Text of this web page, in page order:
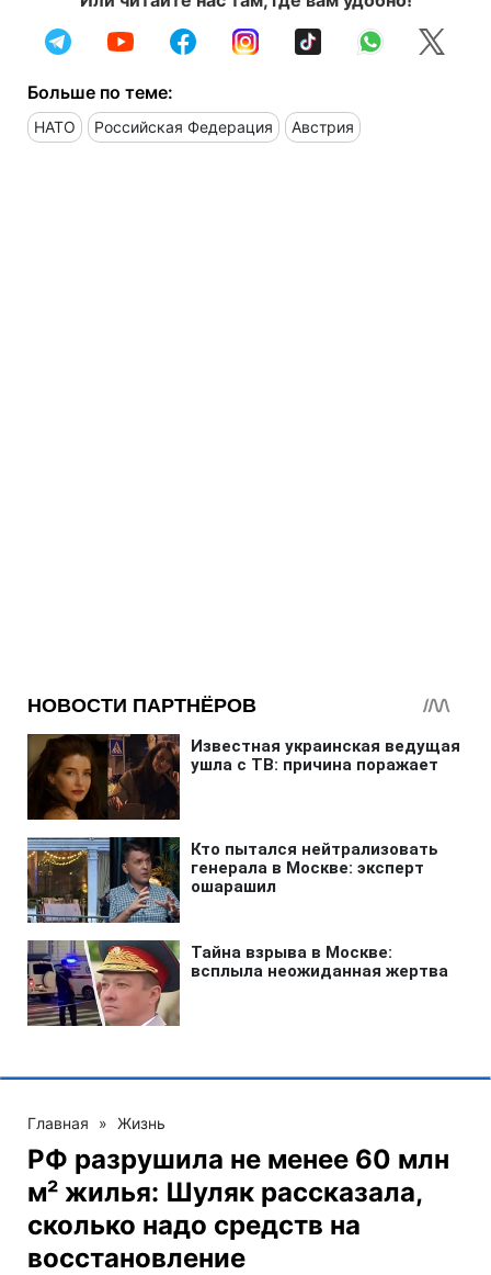
Больше по теме:
НАТО Российская Федерация Австрия
Главная » Жизнь
РФ разрушила не менее 60 млн
м² жилья: Шуляк рассказала,
сколько надо средств на
восстановление